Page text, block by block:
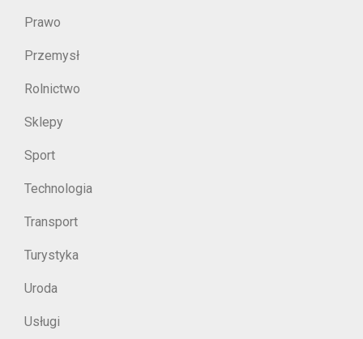
Prawo
Przemysł
Rolnictwo
Sklepy
Sport
Technologia
Transport
Turystyka
Uroda
Usługi